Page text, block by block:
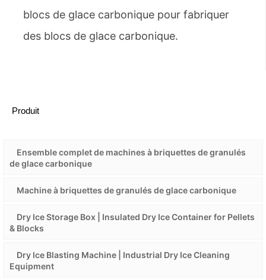
blocs de glace carbonique pour fabriquer
des blocs de glace carbonique.
Produit
Ensemble complet de machines à briquettes de granulés
de glace carbonique
Machine à briquettes de granulés de glace carbonique
Dry Ice Storage Box | Insulated Dry Ice Container for Pellets
& Blocks
Dry Ice Blasting Machine | Industrial Dry Ice Cleaning
Equipment